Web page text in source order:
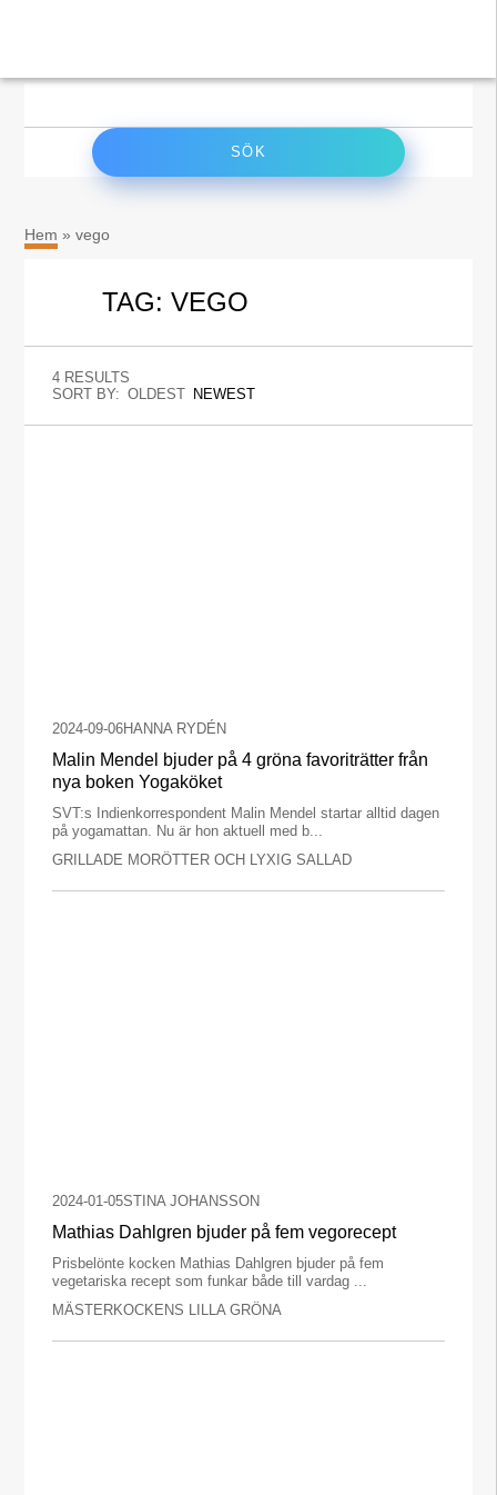
Hem »vego
TAG: VEGO
4 RESULTS
SORT BY: OLDEST NEWEST
2024-09-06HANNA RYDÉN
Malin Mendel bjuder på 4 gröna favoriträtter från
nya boken Yogaköket
SVT:s Indienkorrespondent Malin Mendel startar alltid dagen
på yogamattan. Nu är hon aktuell med b...
GRILLADE MORÖTTER OCH LYXIG SALLAD
2024-01-05STINA JOHANSSON
Mathias Dahlgren bjuder på fem vegorecept
Prisbelönte kocken Mathias Dahlgren bjuder på fem
vegetariska recept som funkar både till vardag ...
MÄSTERKOCKENS LILLA GRÖNA